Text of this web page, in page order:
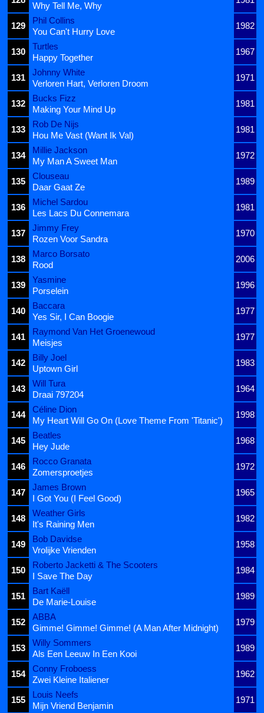
Why Tell Me, Why
129
Phil Collins
1982
You Can't Hurry Love
130
Turtles
1967
Happy Together
131
Johnny White
1971
Verloren Hart, Verloren Droom
132
Bucks Fizz
1981
Making Your Mind Up
133
Rob De Nijs
1981
Hou Me Vast (Want Ik Val)
134
Millie Jackson
1972
My Man A Sweet Man
135
Clouseau
1989
Daar Gaat Ze
136
Michel Sardou
1981
Les Lacs Du Connemara
137
Jimmy Frey
1970
Rozen Voor Sandra
138
Marco Borsato
2006
Rood
139
Yasmine
1996
Porselein
140
Baccara
1977
Yes Sir, I Can Boogie
141
Raymond Van Het Groenewoud
1977
Meisjes
142
Billy Joel
1983
Uptown Girl
143
Will Tura
1964
Draai 797204
144
Céline Dion
1998
My Heart Will Go On (Love Theme From 'Titanic')
145
Beatles
1968
Hey Jude
146
Rocco Granata
1972
Zomersproetjes
147
James Brown
1965
I Got You (I Feel Good)
148
Weather Girls
1982
It's Raining Men
149
Bob Davidse
1958
Vrolijke Vrienden
150
Roberto Jacketti & The Scooters
1984
I Save The Day
151
Bart Kaëll
1989
De Marie-Louise
152
ABBA
1979
Gimme! Gimme! Gimme! (A Man After Midnight)
153
Willy Sommers
1989
Als Een Leeuw In Een Kooi
154
Conny Froboess
1962
Zwei Kleine Italiener
155
Louis Neefs
1971
Mijn Vriend Benjamin